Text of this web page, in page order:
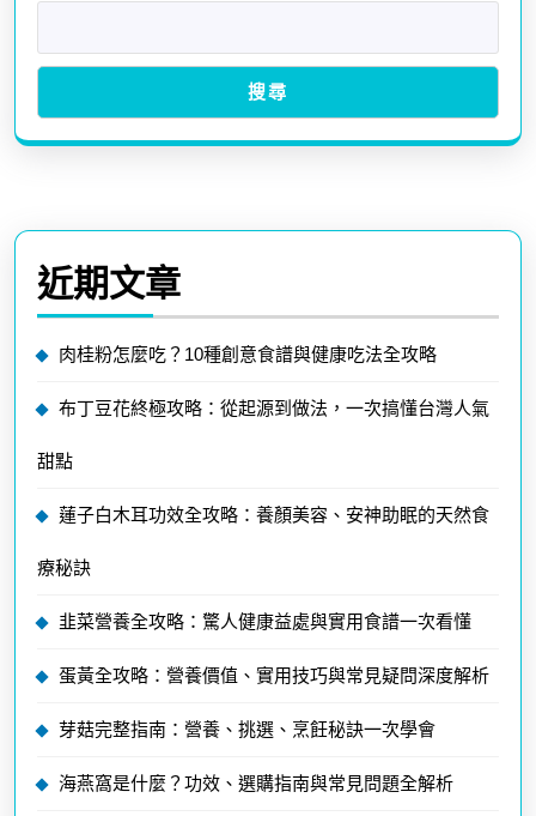
搜尋
近期文章
肉桂粉怎麼吃？10種創意食譜與健康吃法全攻略
布丁豆花終極攻略：從起源到做法，一次搞懂台灣人氣
甜點
蓮子白木耳功效全攻略：養顏美容、安神助眠的天然食
療秘訣
韭菜營養全攻略：驚人健康益處與實用食譜一次看懂
蛋黃全攻略：營養價值、實用技巧與常見疑問深度解析
芽菇完整指南：營養、挑選、烹飪秘訣一次學會
海燕窩是什麼？功效、選購指南與常見問題全解析